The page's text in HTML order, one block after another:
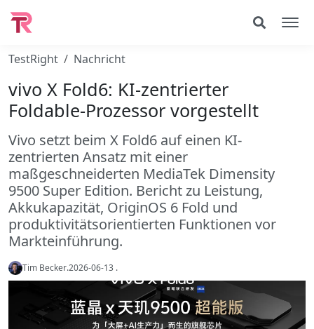
TestRight Nachricht
vivo X Fold6: KI-zentrierter
Foldable-Prozessor vorgestellt
Vivo setzt beim X Fold6 auf einen KI-
zentrierten Ansatz mit einer
maßgeschneiderten MediaTek Dimensity
9500 Super Edition. Bericht zu Leistung,
Akkukapazität, OriginOS 6 Fold und
produktivitätsorientierten Funktionen vor
Markteinführung.
Tim Becker.2026-06-13 .